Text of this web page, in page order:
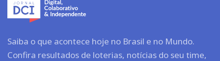
Saiba o que acontece hoje no Brasil e no Mundo.
Confira resultados de loterias, notícias do seu time,